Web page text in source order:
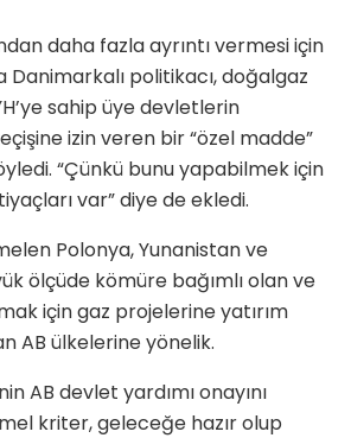
daha fazla ayrıntı vermesi için
Danimarkalı politikacı, doğalgaz
sahip üye devletlerin
izin veren bir “özel madde”
“Çünkü bunu yapabilmek için
var” diye de ekledi.
Polonya, Yunanistan ve
ölçüde kömüre bağımlı olan ve
için gaz projelerine yatırım
AB ülkelerine yönelik.
AB devlet yardımı onayını
kriter, geleceğe hazır olup